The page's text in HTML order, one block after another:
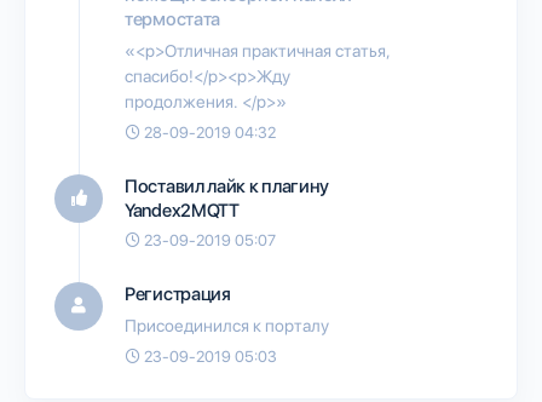
термостата
«<p>Отличная практичная статья,
спасибо!</p><p>Жду
продолжения. </p>»
28-09-2019 04:32
Поставил лайк к плагину
Yandex2MQTT
23-09-2019 05:07
Регистрация
Присоединился к порталу
23-09-2019 05:03